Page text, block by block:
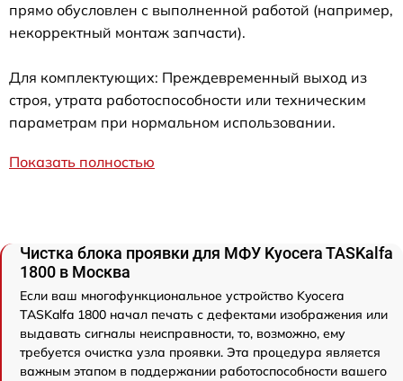
прямо обусловлен с выполненной работой (например,
некорректный монтаж запчасти).
Для комплектующих: Преждевременный выход из
строя, утрата работоспособности или техническим
параметрам при нормальном использовании.
Показать полностью
Чистка блока проявки для МФУ Kyocera TASKalfa
1800 в Москва
Если ваш многофункциональное устройство Kyocera
TASKalfa 1800 начал печать с дефектами изображения или
выдавать сигналы неисправности, то, возможно, ему
требуется очистка узла проявки. Эта процедура является
важным этапом в поддержании работоспособности вашего